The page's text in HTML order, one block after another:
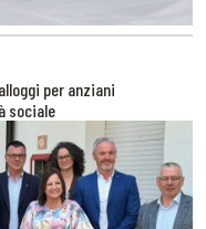
per anziani
sociale